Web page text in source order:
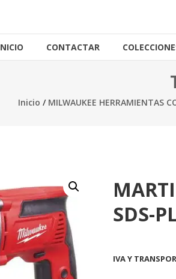
CONTACTAR
Inicio / MILWAUKEE HERRAMIENTAS
SDS-
IVA Y